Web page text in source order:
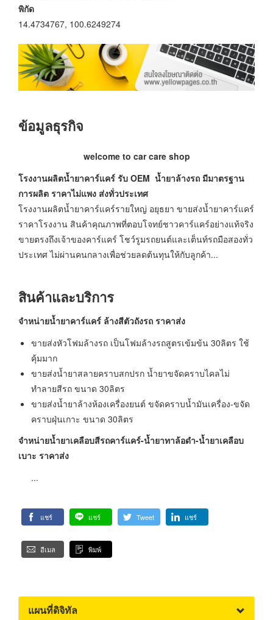
พิกัด
14.4734767, 100.6249274
ข้อมูลธุรกิจ
welcome to car care shop
โรงงานผลิตน้ำยาคาร์แคร์ รับ OEM น้ำยาล้างรถ มีมาตรฐาน
การผลิต ราคาไม่แพง ส่งทั่วประเทศ
โรงงานผลิตน้ำยาคาร์แคร์รายใหญ่ อยุธยา ขายส่งน้ำยาคาร์แคร์
ราคาโรงงาน สินค้าคุณภาพที่ตอบโจทย์ชาวคาร์แคร์อย่างแท้จริง
ขายตรงถึงเจ้าของคาร์แคร์ โชว์รูมรถยนต์และเต็นท์รถมือสองทั่ว
ประเทศ ไม่ผ่านคนกลางเพื่อช่วยลดต้นทุนให้กับลูกค้า...
สินค้าและบริการ
จำหน่ายน้ำยาคาร์แคร์ ล้างสีตัวถังรถ ราคาส่ง
ขายส่งหัวโฟมล้างรถ เป็นโฟมล้างรถสูตรเข้มข้น 30ลิตร ใช้
คุ้มมาก
ขายส่งน้ำยาสลายคราบสกปรก น้ำยาขจัดคราบไคลไม่
ทำลายสีรถ ขนาด 30ลิตร
ขายส่งน้ำยาล้างห้องเครื่องยนต์ ขจัดคราบน้ำมันเครื่อง-ขจัด
คราบฝุ่นเกาะ ขนาด 30ลิตร
จำหน่ายน้ำยาเคลือบสีรถคาร์แคร์-น้ำยาทาล้อดำ-น้ำยาเคลือบ
เบาะ ราคาส่ง
...
แชร์ แชร์ Tweet แชร์
อีเมล พิมพ์
แผนที่ดิจิทัล